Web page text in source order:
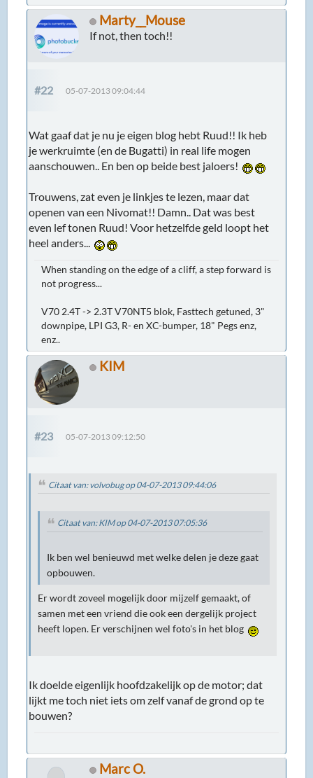
Marty__Mouse
If not, then toch!!
#22 05-07-2013 09:04:44
Wat gaaf dat je nu je eigen blog hebt Ruud!! Ik heb
je werkruimte (en de Bugatti) in real life mogen
aanschouwen.. En ben op beide best jaloers!
Trouwens, zat even je linkjes te lezen, maar dat
openen van een Nivomat!! Damn.. Dat was best
even lef tonen Ruud! Voor hetzelfde geld loopt het
heel anders...
When standing on the edge of a cliff, a step forward is
not progress...
V70 2.4T -> 2.3T V70NT5 blok, Fasttech getuned, 3"
downpipe, LPI G3, R- en XC-bumper, 18" Pegs enz,
enz..
KIM
#23 05-07-2013 09:12:50
Citaat van: volvobug op 04-07-2013 09:44:06
Citaat van: KIM op 04-07-2013 07:05:36
Ik ben wel benieuwd met welke delen je deze gaat
opbouwen.
Er wordt zoveel mogelijk door mijzelf gemaakt, of
samen met een vriend die ook een dergelijk project
heeft lopen. Er verschijnen wel foto's in het blog
Ik doelde eigenlijk hoofdzakelijk op de motor; dat
lijkt me toch niet iets om zelf vanaf de grond op te
bouwen?
Marc O.